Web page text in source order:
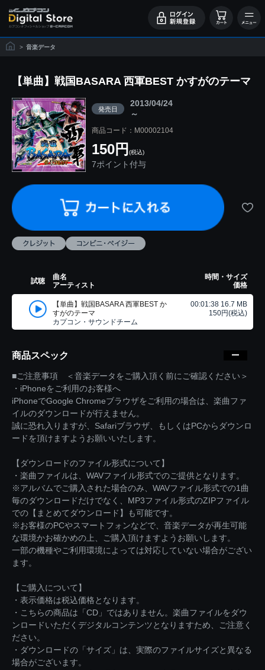
> 音楽データ
【単曲】戦国BASARA 西軍BEST かすがのテーマ
発売日
2013/04/24
～
商品コード：M00002104
150円 (税込)
7ポイント付与
試聴
曲名
アーティスト
時間・サイズ
価格
【単曲】戦国BASARA 西軍BEST か
すがのテーマ
カプコン・サウンドチーム
00:01:38 16.7 MB
150円(税込)
商品スペック
■ご注意事項 ＜音楽データをご購入頂く前にご確認ください＞
・iPhoneをご利用のお客様へ
iPhoneでGoogle Chromeブラウザをご利用の場合は、楽曲ファ
イルのダウンロードが行えません。
誠に恐れ入りますが、Safariブラウザ、もしくはPCからダウンロ
ードを頂けますようお願いいたします。
【ダウンロードのファイル形式について】
・楽曲ファイルは、WAVファイル形式でのご提供となります。
※アルバムでご購入された場合のみ、WAVファイル形式での1曲
毎のダウンロードだけでなく、MP3ファイル形式のZIPファイル
での【まとめてダウンロード】も可能です。
※お客様のPCやスマートフォンなどで、音楽データが再生可能
な環境かお確かめの上、ご購入頂けますようお願いします。
一部の機種やご利用環境によっては対応していない場合がござい
ます。
【ご購入について】
・表示価格は税込価格となります。
・こちらの商品は「CD」ではありません。楽曲ファイルをダウ
ンロードいただくデジタルコンテンツとなりますため、ご注意く
ださい。
・ダウンロードの「サイズ」は、実際のファイルサイズと異なる
場合がございます。